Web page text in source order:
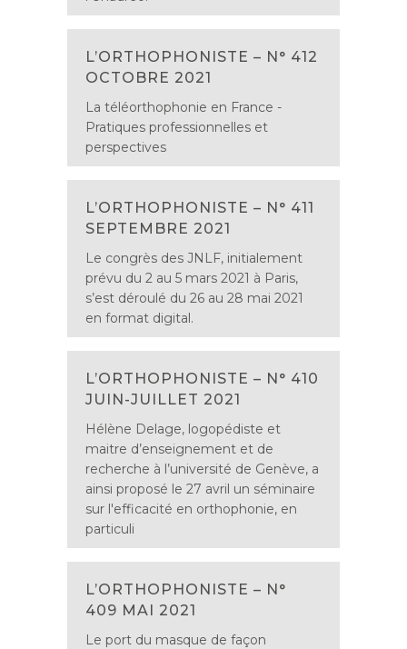
L’ORTHOPHONISTE – N° 412
OCTOBRE 2021
La téléorthophonie en France -
Pratiques professionnelles et
perspectives
L’ORTHOPHONISTE – N° 411
SEPTEMBRE 2021
Le congrès des JNLF, initialement
prévu du 2 au 5 mars 2021 à Paris,
s’est déroulé du 26 au 28 mai 2021
en format digital.
L’ORTHOPHONISTE – N° 410
JUIN-JUILLET 2021
Hélène Delage, logopédiste et
maitre d’enseignement et de
recherche à l’université de Genève, a
ainsi proposé le 27 avril un séminaire
sur l'efficacité en orthophonie, en
particuli
L’ORTHOPHONISTE – N°
409 MAI 2021
Le port du masque de façon